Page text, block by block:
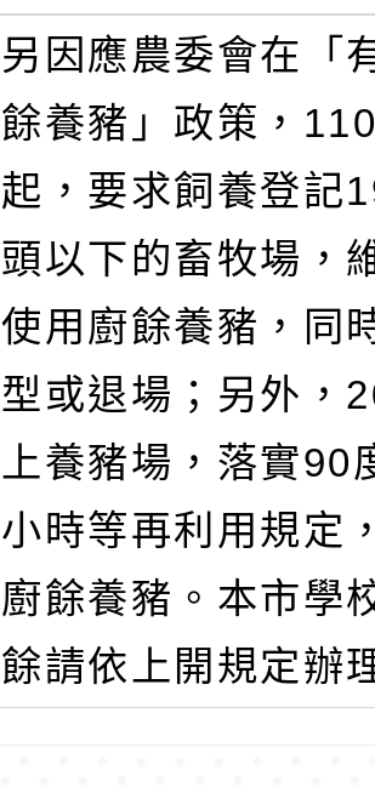
另因應農委會在「
餘養豬」政策，
起，要求飼養登記
頭以下的畜牧場，
使用廚餘養豬，同
型或退場；另外，
上養豬場，落實90
小時等再利用規定
廚餘養豬。本市學
餘請依上開規定辦